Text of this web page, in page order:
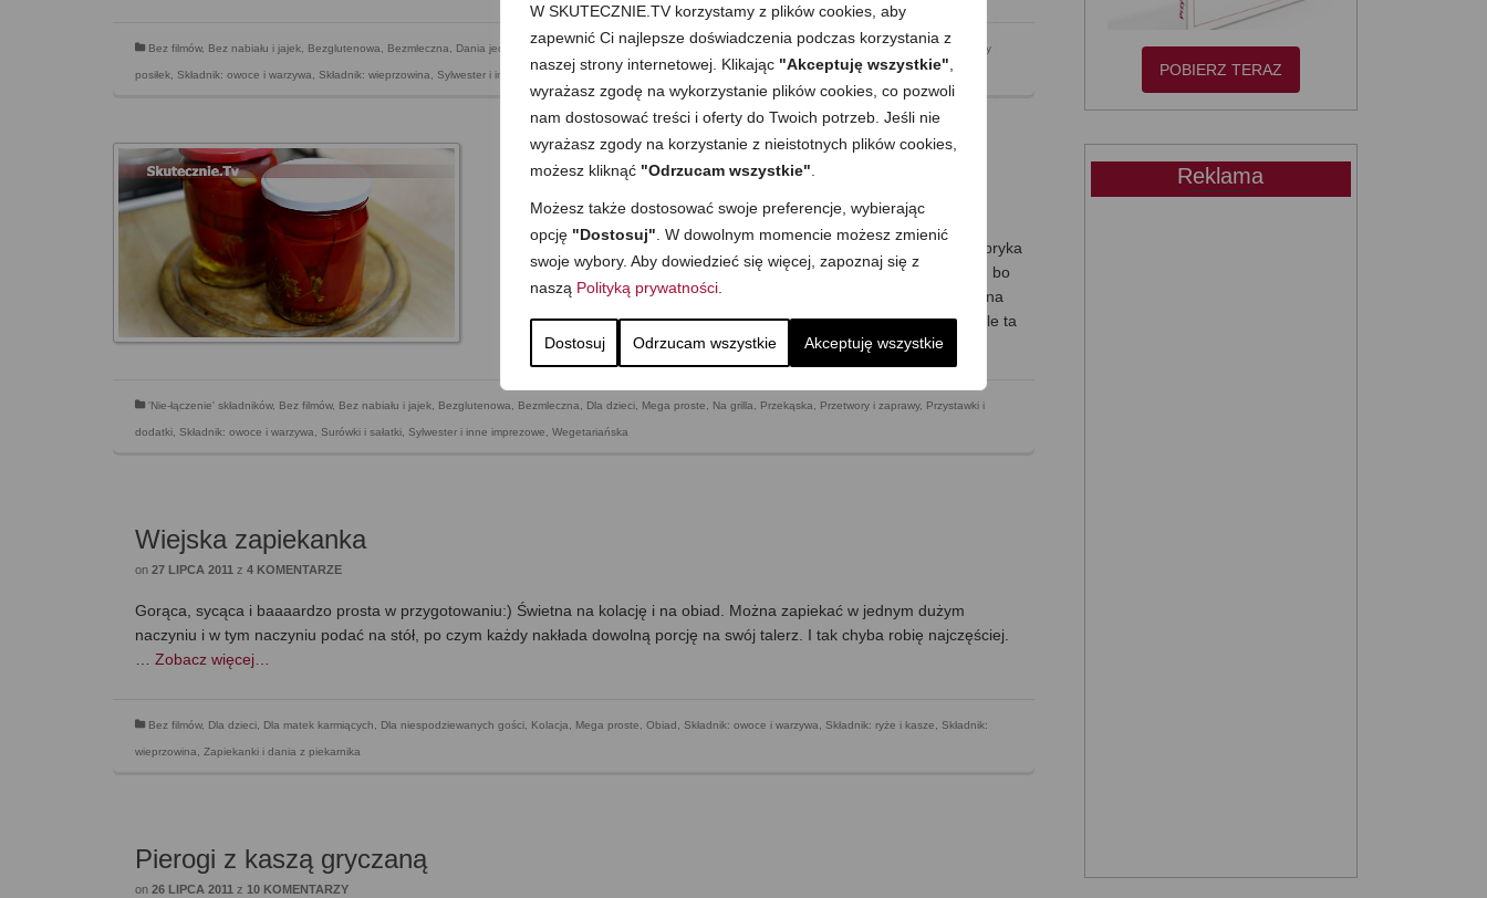
W SKUTECZNIE.TV korzystamy z plików cookies, aby
zapewnić Ci najlepsze doświadczenia podczas korzystania z
naszej strony internetowej. Klikając "Akceptuję wszystkie"
wyrażasz zgodę na wykorzystanie plików cookies, co pozwoli
nam dostosować treści i oferty do Twoich potrzeb. Jeśli nie
wyrażasz zgody na korzystanie z nieistotnych plików cookies,
możesz kliknąć "Odrzucam wszystkie"
Możesz także dostosować swoje preferencje, wybierając
opcję "Dostosuj" . W dowolnym momencie możesz zmienić
swoje wybory. Aby dowiedzieć się więcej, zapoznaj się z
naszą Polityką prywatności
Dostosuj Odrzucam wszystkie Akceptuję wszystkie
Bez filmów, Bez nabiału i jajek Bezglutenowa Bezmleczna Dania jednogarnkowe Dla matek karmiących Kolacja Obiad Romantyczny
posiłek Składnik: owoce i warzywa Składnik: wieprzowina Sylwester i inne imprezowe, Walentynki
Papryka konserwowa / marynowana
14 PAŹDZIERNIKA 2013 z8 KOMENTARZY
Jędrna, idealnie zamarynowana i prze-smaczna… Marynowana papryka
domowej roboty;) Wprawdzie w tym roku papryki nie marynowałam, bo
zostałam obdarowana dużą ilością najlepszej papryki konserwowej na
świecie –od mojej teściowej:) Bez podlizywania się i kumoterstwa, ale ta
papryka jest naprawdę doskonała. …
Zobacz więcej…
'Nie-łączenie' składników, Bez filmów, Bez nabiału i jajek Bezglutenowa Bezmleczna Dla dzieci Mega proste Na grilla Przekąska Przetwory i zaprawy, Przystawki i
dodatki Składnik: owoce i warzywa Surówki i sałatki Sylwester i inne imprezowe Wegetariańska
Wiejska zapiekanka
on 27 LIPCA 2011 z 4 KOMENTARZE
Gorąca, sycąca i baaaardzo prosta w przygotowaniu:) Świetna na kolację i na obiad. Można zapiekać w jednym dużym
naczyniu i w tym naczyniu podać na stół, po czym każdy nakłada dowolną porcję na swój talerz. I tak chyba robię najczęściej.
Zobacz więcej…
Bez filmów, Dla dzieci Dla matek karmiących Dla niespodziewanych gości Kolacja Mega proste Obiad Składnik: owoce i warzywa Składnik: ryże i kasze Składnik:
wieprzowina Zapiekanki i dania z piekarnika
Pierogi z kaszą gryczaną
on 26 LIPCA 2011 z 10 KOMENTARZY
POBIERZ TERAZ
Reklama